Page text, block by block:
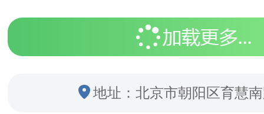
地址：北京市朝阳区育慧